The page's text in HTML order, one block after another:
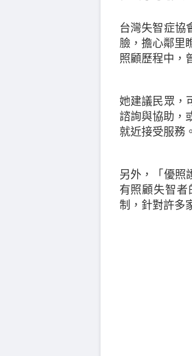
台灣失智症協
臉，擔心鄰里
照顧歷程中，
她建議民眾，
諮詢與協助，
就近接受服務。
另外，「優照
有照顧失智
制，針對許多